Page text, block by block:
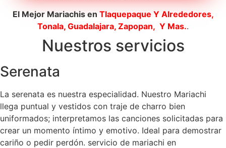
El Mejor Mariachis en Tlaquepaque Y Alrededores,
Tonala, Guadalajara, Zapopan, Y Mas..
Nuestros servicios
Serenata
La serenata es nuestra especialidad. Nuestro Mariachi
llega puntual y vestidos con traje de charro bien
uniformados; interpretamos las canciones solicitadas para
crear un momento íntimo y emotivo. Ideal para demostrar
cariño o pedir perdón. servicio de mariachi en